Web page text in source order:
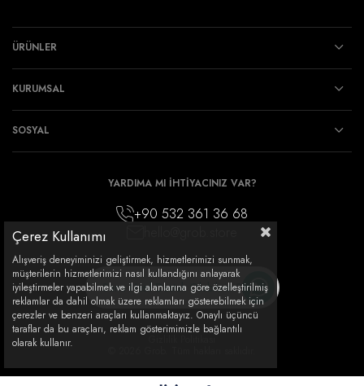
ÜRÜNLER
KURUMSAL
SOSYAL
YARDIMA MI İHTİYACINIZ VAR?
+90 532 361 36 68
Sana Nasıl Destek Olabilirim?
Gizlilik Politikası
Çerez Kullanımı
Alışveriş deneyiminizi geliştirmek, hizmetlerimizi sunmak,
müşterilerin hizmetlerimizi nasıl kullandığını anlayarak
iyileştirmeler yapabilmek ve ilgi alanlarına göre özelleştirilmiş
reklamlar da dahil olmak üzere reklamları gösterebilmek için
çerezler ve benzeri araçları kullanmaktayız. Onaylı üçüncü
taraflar da bu araçları, reklam gösterimimizle bağlantılı
olarak kullanır.